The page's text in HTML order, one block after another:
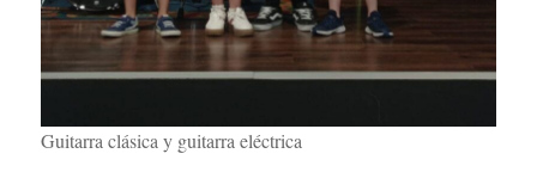
Guitarra clásica y guitarra eléctrica